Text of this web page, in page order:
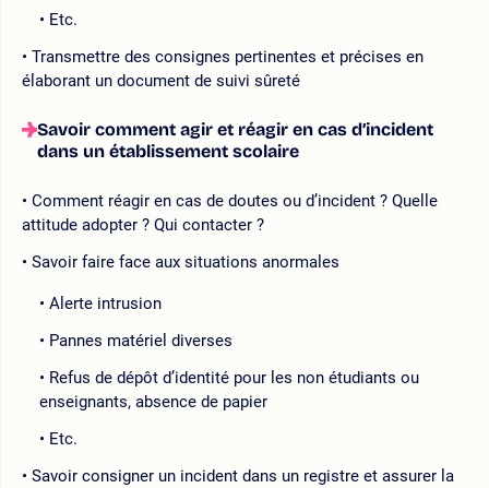
Etc.
Transmettre des consignes pertinentes et précises en
élaborant un document de suivi sûreté
Savoir comment agir et réagir en cas d’incident
dans un établissement scolaire
Comment réagir en cas de doutes ou d’incident ? Quelle
attitude adopter ? Qui contacter ?
Savoir faire face aux situations anormales
Alerte intrusion
Pannes matériel diverses
Refus de dépôt d’identité pour les non étudiants ou
enseignants, absence de papier
Etc.
Savoir consigner un incident dans un registre et assurer la